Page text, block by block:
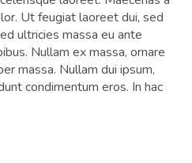
Ut feugiat laoreet dui, sed
ultricies massa eu ante
Nullam ex massa, ornare
massa. Nullam dui ipsum,
condimentum eros. In hac